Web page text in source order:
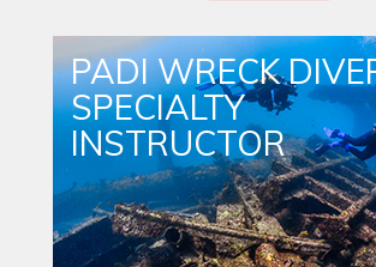
PADI WRECK
SPECIALTY
INSTRUCTOR